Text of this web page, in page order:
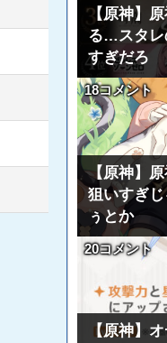
【原神】
る…スタレ
すぎだろ
18コメント
【原神】
狙いすぎ
ぅとか
20コメント
【原神】